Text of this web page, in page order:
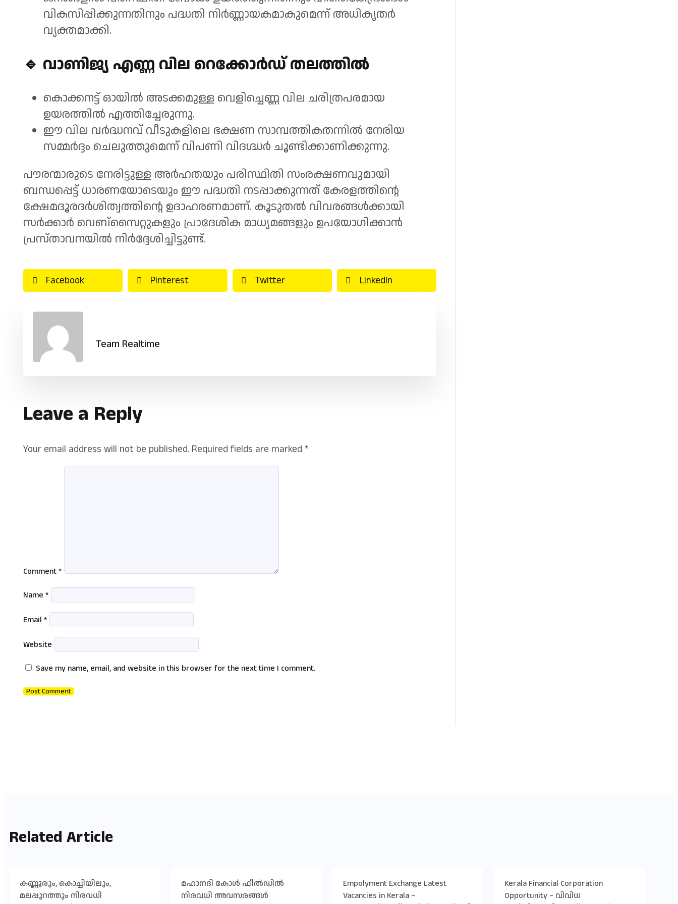
വികസിപ്പിക്കുന്നതിനും പദ്ധതി നിർണ്ണായകമാകുമെന്ന് അധികൃതർ
വ്യക്തമാക്കി.
🔹 വാണിജ്യ എണ്ണ വില റെക്കോർഡ് തലത്തിൽ
കൊക്കനട്ട് ഓയിൽ അടക്കമുള്ള വെളിച്ചെണ്ണ വില ചരിത്രപരമായ
ഉയരത്തിൽ എത്തിച്ചേരുന്നു.
ഈ വില വർദ്ധനവ് വീടുകളിലെ ഭക്ഷണ സാമ്പത്തികതന്നിൽ നേരിയ
സമ്മർദ്ദം ചെലുത്തുമെന്ന് വിപണി വിദഗ്ദ്ധർ ചൂണ്ടിക്കാണിക്കുന്നു.
പൗരന്മാരുടെ നേരിട്ടുള്ള അർഹതയും പരിസ്ഥിതി സംരക്ഷണവുമായി
ബന്ധപ്പെട്ട് ധാരണയോടെയും ഈ പദ്ധതി നടപ്പാക്കുന്നത് കേരളത്തിന്റെ
ക്ഷേമദൂരദർശിത്വത്തിന്റെ ഉദാഹരണമാണ്. കൂടുതൽ വിവരങ്ങൾക്കായി
സർക്കാർ വെബ്‌സൈറ്റുകളും പ്രാദേശിക മാധ്യമങ്ങളും ഉപയോഗിക്കാൻ
പ്രസ്താവനയിൽ നിർദ്ദേശിച്ചിട്ടുണ്ട്.
Facebook Pinterest Twitter LinkedIn
Team Realtime
Leave a Reply
Your email address will not be published. Required fields are marked *
Comment*
Name *
Email *
Website
Save my name, email, and website in this browser for the next time I comment.
Related Article
കണ്ണൂരും, കൊച്ചിയിലും,
മലപ്പുറത്തും നിരവധി
മഹാനദി കോൾ ഫീൽഡിൽ
നിരവധി അവസരങ്ങൾ
Empolyment Exchange Latest
Vacancies in Kerala –
Kerala Financial Corporation
Opportunity – വിവിധ